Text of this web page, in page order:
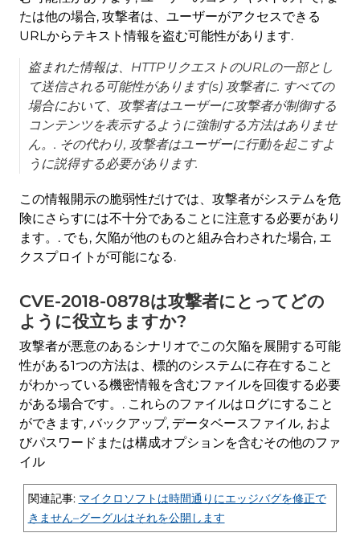
たは他の場合, 攻撃者は、ユーザーがアクセスできる
URLからテキスト情報を盗む可能性があります.
盗まれた情報は、HTTPリクエストのURLの一部とし
て送信される可能性があります(s) 攻撃者に. すべての
場合において、攻撃者はユーザーに攻撃者が制御する
コンテンツを表示するように強制する方法はありませ
ん。. その代わり, 攻撃者はユーザーに行動を起こすよ
うに説得する必要があります.
この情報開示の脆弱性だけでは、攻撃者がシステムを危
険にさらすには不十分であることに注意する必要があり
ます。. でも, 欠陥が他のものと組み合わされた場合, エ
クスプロイトが可能になる.
CVE-2018-0878は攻撃者にとってどの
ように役立ちますか?
攻撃者が悪意のあるシナリオでこの欠陥を展開する可能
性がある1つの方法は、標的のシステムに存在すること
がわかっている機密情報を含むファイルを回復する必要
がある場合です。. これらのファイルはログにすること
ができます, バックアップ, データベースファイル, およ
びパスワードまたは構成オプションを含むその他のファ
イル
関連記事: マイクロソフトは時間通りにエッジバグを修正で
きません–グーグルはそれを公開します